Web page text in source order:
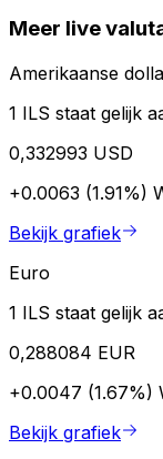
Meer live
Amerikaanse
1 ILS staat gelijk
0,332993 USD
+0.0063 (1.91%)
Bekijk grafiek
Euro
1 ILS staat gelijk
0,288084 EUR
+0.0047 (1.67%)
Bekijk grafiek